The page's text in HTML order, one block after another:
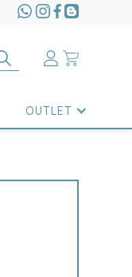
OUTLET